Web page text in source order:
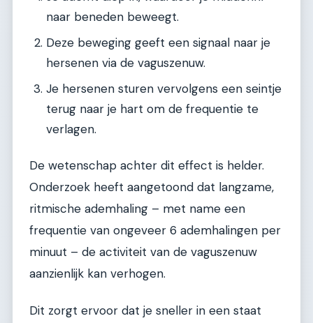
naar beneden beweegt.
Deze beweging geeft een signaal naar je
hersenen via de vaguszenuw.
Je hersenen sturen vervolgens een seintje
terug naar je hart om de frequentie te
verlagen.
De wetenschap achter dit effect is helder.
Onderzoek heeft aangetoond dat langzame,
ritmische ademhaling – met name een
frequentie van ongeveer 6 ademhalingen per
minuut – de activiteit van de vaguszenuw
aanzienlijk kan verhogen.
Dit zorgt ervoor dat je sneller in een staat